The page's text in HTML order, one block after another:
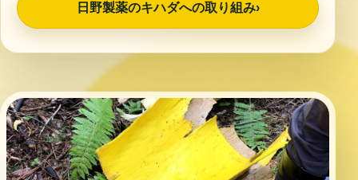
日野製薬のキハダへの取り組み›